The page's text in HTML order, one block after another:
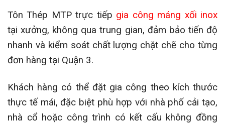
Tôn Thép MTP trực tiếp gia công máng xối inox
tại xưởng, không qua trung gian, đảm bảo tiến độ
nhanh và kiểm soát chất lượng chặt chẽ cho từng
đơn hàng tại Quận 3.
Khách hàng có thể đặt gia công theo kích thước
thực tế mái, đặc biệt phù hợp với nhà phố cải tạo,
nhà cổ hoặc công trình có kết cấu không đồng